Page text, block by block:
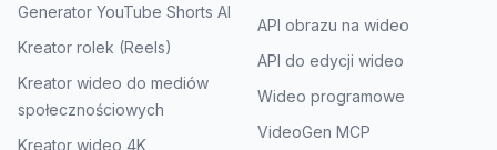
Generator YouTube Shorts AI
Kreator rolek (Reels)
Kreator wideo do mediów
społecznościowych
Kreator wideo 4K
API obrazu na wideo
API do edycji wideo
Wideo programowe
VideoGen MCP